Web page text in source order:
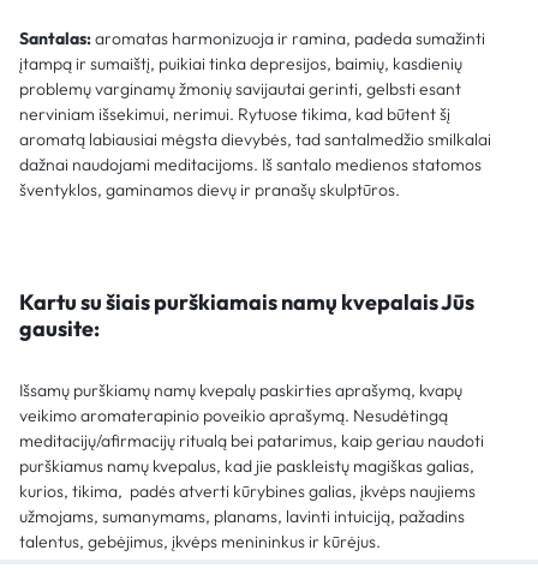
Santalas:aromatas harmonizuoja ir ramina, padeda sumažinti
įtampą ir sumaištį, puikiai tinka depresijos, baimių, kasdienių
problemų varginamų žmonių savijautai gerinti, gelbsti esant
nerviniam išsekimui, nerimui. Rytuose tikima, kad būtent šį
aromatą labiausiai mėgsta dievybės, tad santalmedžio smilkalai
dažnai naudojami meditacijoms. Iš santalo medienos statomos
šventyklos, gaminamos dievų ir pranašų skulptūros.
Kartu su šiais purškiamais namų kvepalais Jūs
gausite:
Išsamų purškiamų namų kvepalų paskirties aprašymą, kvapų
veikimo aromaterapinio poveikio aprašymą. Nesudėtingą
meditacijų/afirmacijų ritualą bei patarimus, kaip geriau naudoti
purškiamus namų kvepalus, kad jie paskleistų magiškas galias,
kurios, tikima, padės atverti kūrybines galias, įkvėps naujiems
užmojams, sumanymams, planams, lavinti intuiciją, pažadins
talentus, gebėjimus, įkvėps menininkus ir kūrėjus.